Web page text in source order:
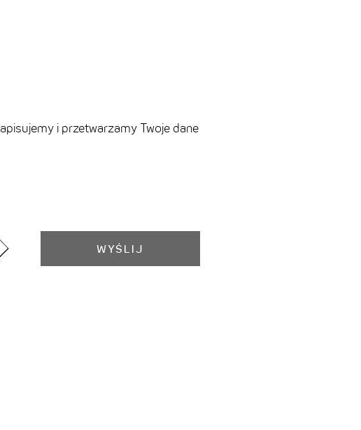
i przetwarzamy Twoje dane
WYŚLIJ